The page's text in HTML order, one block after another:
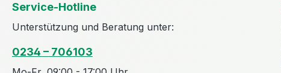
Service-Hotline
Unterstützung und Beratung unter:
0234 – 706103